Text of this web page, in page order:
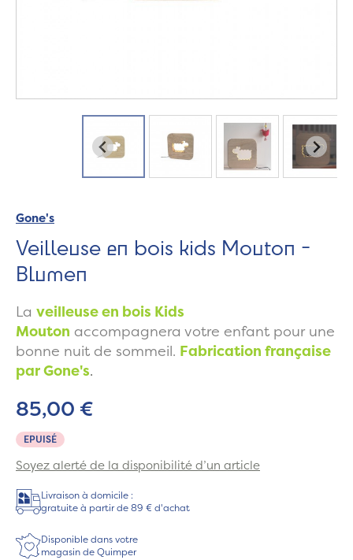
Gone's
Veilleuse en bois kids Mouton -
Blumen
La veilleuseen bois Kids
Mouton accompagnera votre enfant pour une
bonne nuit de sommeil. Fabrication française
par Gone's.
EPUISÉ
85,00 €
Soyez alerté de la disponibilité d’un article
Livraison à domicile :
gratuite à partir de 89 € d'achat
Disponible dans votre
magasin de Quimper